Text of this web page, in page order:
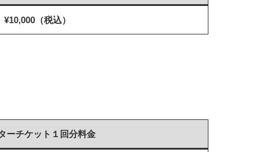
¥10,000（税込）
ーチケット１回分料金